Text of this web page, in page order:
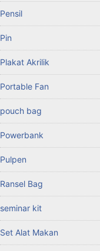
Pensil
Pin
Plakat Akrilik
Portable Fan
pouch bag
Powerbank
Pulpen
Ransel Bag
seminar kit
Set Alat Makan